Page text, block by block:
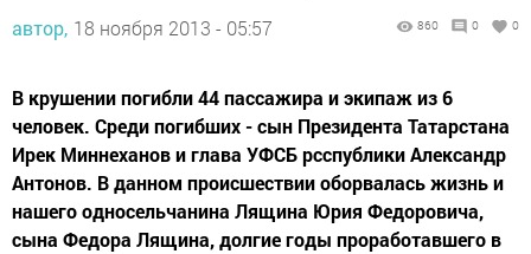
автор, 18 ноября 2013 - 05:57 860 0 0
В крушении погибли 44 пассажира и экипаж из 6
человек. Среди погибших - сын Президента Татарстана
Ирек Миннеханов и глава УФСБ рсспублики Александр
Антонов. В данном происшествии оборвалась жизнь и
нашего односельчанина Лящина Юрия Федоровича,
сына Федора Лящина, долгие годы проработавшего в